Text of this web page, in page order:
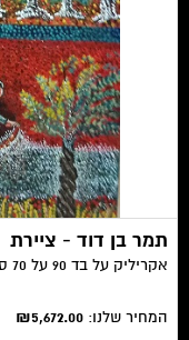
תמר בן דוד - ציירת
אקריליק על בד 90 על 70 ס"מ
המחיר שלנו: ₪5,672.00